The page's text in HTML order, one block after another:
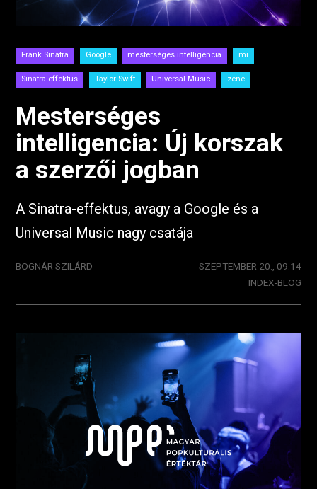
Frank Sinatra Google mesterséges intelligencia mi
Sinatra effektus Taylor Swift Universal Music zene
Mesterséges
intelligencia: Új korszak
a szerzői jogban
A Sinatra-effektus, avagy a Google és a
Universal Music nagy csatája
BOGNÁR SZILÁRD
SZEPTEMBER 20., 09:14
INDEX-BLOG